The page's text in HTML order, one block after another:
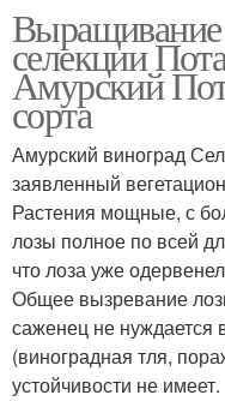
Выращивание
селекции
Амурский
сорта
Амурский виноград
заявленный
Растения мощные, с
лозы полное по всей
что лоза уже
Общее вызревание
саженец не нуждается
(виноградная тля,
устойчивости не имеет.